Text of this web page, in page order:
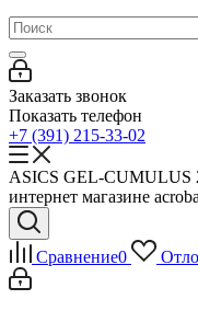
Заказать звонок
Показать телефон
+7 (391) 215-33-02
ASICS GEL-CUMULUS
интернет магазине
Сравнение0